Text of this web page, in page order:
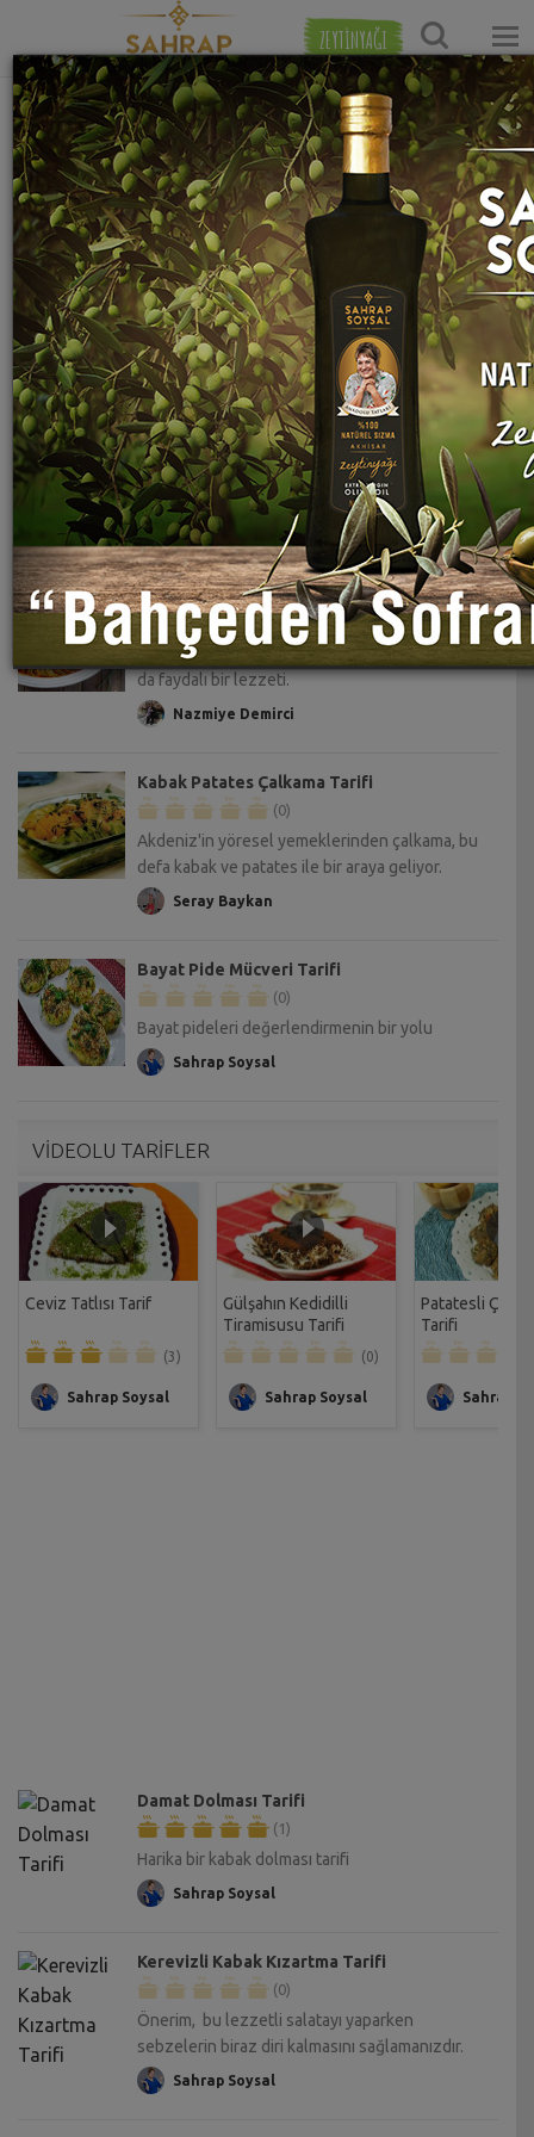
ZEYTİNYAĞI
Ana Sayfa Sebze Yemekleri Tarifleri Kabak
Ratatouille Tarifi
(0)
Ratatouille, Fransa’nın çok hafif ve bir o kadar
da faydalı bir lezzeti.
Nazmiye Demirci
Kabak Patates Çalkama Tarifi
(0)
Akdeniz'in yöresel yemeklerinden çalkama, bu
defa kabak ve patates ile bir araya geliyor.
Seray Baykan
Bayat Pide Mücveri Tarifi
(0)
Bayat pideleri değerlendirmenin bir yolu
Sahrap Soysal
VİDEOLU TARİFLER
Ceviz Tatlısı Tarif
(3)
Sahrap Soysal
Gülşahın Kedidilli
Tiramisusu Tarifi
(0)
Sahrap Soysal
Patatesli Çıtır
Tarifi
Sahrap
Damat Dolması Tarifi
(1)
Harika bir kabak dolması tarifi
Sahrap Soysal
Kerevizli Kabak Kızartma Tarifi
(0)
Önerim, bu lezzetli salatayı yaparken
sebzelerin biraz diri kalmasını sağlamanızdır.
Sahrap Soysal